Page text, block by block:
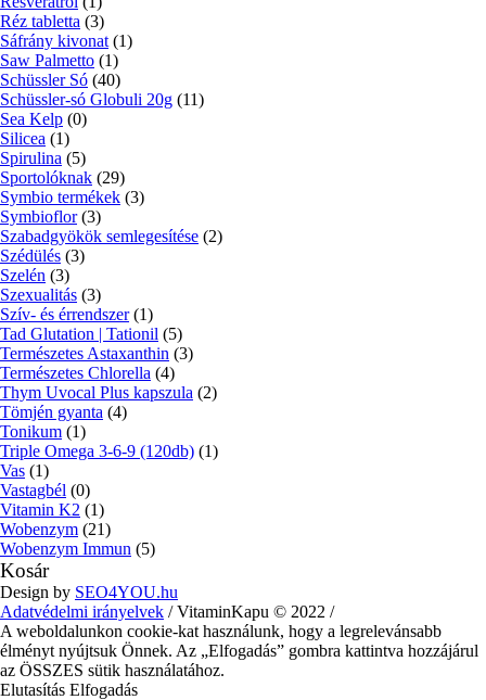
Réz tabletta (3)
Sáfrány kivonat (1)
Saw Palmetto (1)
Schüssler Só (40)
Schüssler-só Globuli 20g (11)
Sea Kelp (0)
Silicea (1)
Spirulina (5)
Sportolóknak (29)
Symbio termékek (3)
Symbioflor (3)
Szabadgyökök semlegesítése (2)
Szédülés (3)
Szelén (3)
Szexualitás (3)
Szív- és érrendszer (1)
Tad Glutation | Tationil (5)
Természetes Astaxanthin (3)
Természetes Chlorella (4)
Thym Uvocal Plus kapszula (2)
Tömjén gyanta (4)
Tonikum (1)
Triple Omega 3-6-9 (120db) (1)
Vas (1)
Vastagbél (0)
Vitamin K2 (1)
Wobenzym (21)
Wobenzym Immun (5)
Kosár
Design by SEO4YOU.hu
Adatvédelmi irányelvek / VitaminKapu © 2022 /
A weboldalunkon cookie-kat használunk, hogy a legrelevánsabb
élményt nyújtsuk Önnek. Az „Elfogadás” gombra kattintva hozzájárul
az ÖSSZES sütik használatához.
Elutasítás Elfogadás